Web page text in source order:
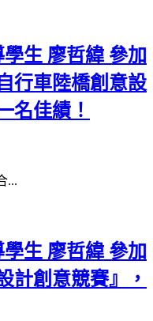
生 廖哲緯 參加
行車陸橋創意設
名佳績！
...
生 廖哲緯 參加
計創意競賽』，